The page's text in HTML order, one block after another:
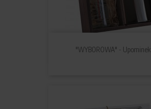
"WYBOROWA" - Upominek